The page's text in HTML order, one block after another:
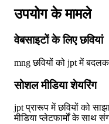
उपयोग के मामले
वेबसाइटों के लिए छवियां
mng छवियों को jpt में
सोशल मीडिया शेयरिंग
jpt प्रारूप में छवियों को
मीडिया प्लेटफार्मों के साथ